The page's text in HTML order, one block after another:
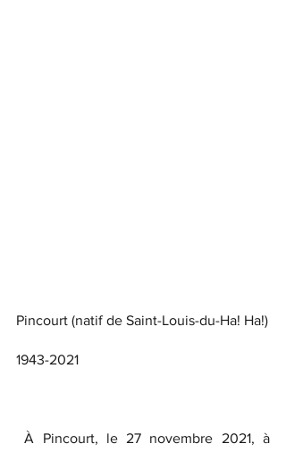
Pincourt (natif de Saint-Louis-du-Ha! Ha!)
1943-2021
À Pincourt, le 27 novembre 2021, à